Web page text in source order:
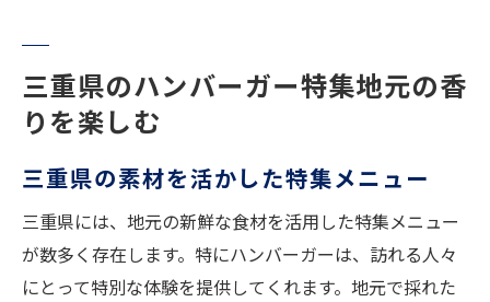
三重県のハンバーガー特集地元の香
りを楽しむ
三重県の素材を活かした特集メニュー
三重県には、地元の新鮮な食材を活用した特集メニュー
が数多く存在します。特にハンバーガーは、訪れる人々
にとって特別な体験を提供してくれます。地元で採れた